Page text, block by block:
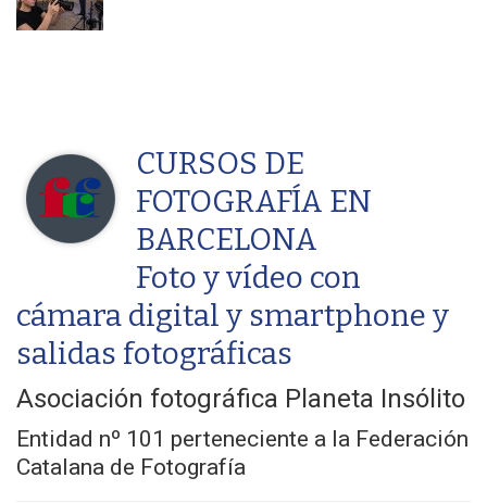
CURSOS DE
FOTOGRAFÍA EN
BARCELONA
Foto y vídeo con
cámara digital y smartphone y
salidas fotográficas
Asociación fotográfica Planeta Insólito
Entidad nº 101 perteneciente a la Federación
Catalana de Fotografía